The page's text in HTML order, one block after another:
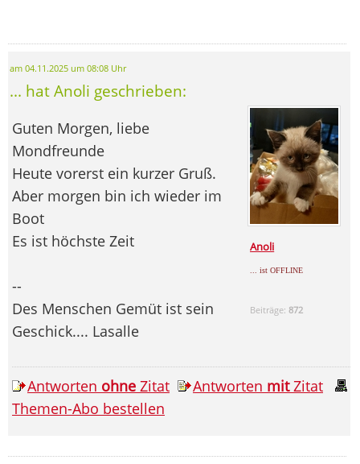
am 04.11.2025 um 08:08 Uhr
... hat Anoli geschrieben:
Anoli
... ist OFFLINE
Beiträge:872
Guten Morgen, liebe
Mondfreunde
Heute vorerst ein kurzer Gruß.
Aber morgen bin ich wieder im
Boot
Es ist höchste Zeit
--
Des Menschen Gemüt ist sein
Geschick.... Lasalle
Antworten ohne Zitat Antworten mitZitat
Themen-Abo bestellen